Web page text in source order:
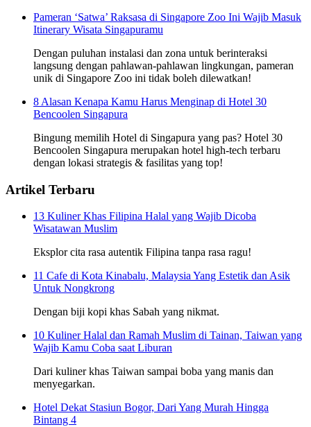
Pameran ‘Satwa’ Raksasa di Singapore Zoo Ini Wajib Masuk
Itinerary Wisata Singapuramu
Dengan puluhan instalasi dan zona untuk berinteraksi
langsung dengan pahlawan-pahlawan lingkungan, pameran
unik di Singapore Zoo ini tidak boleh dilewatkan!
8 Alasan Kenapa Kamu Harus Menginap di Hotel 30
Bencoolen Singapura
Bingung memilih Hotel di Singapura yang pas? Hotel 30
Bencoolen Singapura merupakan hotel high-tech terbaru
dengan lokasi strategis & fasilitas yang top!
Artikel Terbaru
13 Kuliner Khas Filipina Halal yang Wajib Dicoba
Wisatawan Muslim
Eksplor cita rasa autentik Filipina tanpa rasa ragu!
11 Cafe di Kota Kinabalu, Malaysia Yang Estetik dan Asik
Untuk Nongkrong
Dengan biji kopi khas Sabah yang nikmat.
10 Kuliner Halal dan Ramah Muslim di Tainan, Taiwan yang
Wajib Kamu Coba saat Liburan
Dari kuliner khas Taiwan sampai boba yang manis dan
menyegarkan.
Hotel Dekat Stasiun Bogor, Dari Yang Murah Hingga
Bintang 4